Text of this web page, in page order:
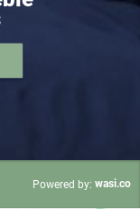
Powered by: wasi.co